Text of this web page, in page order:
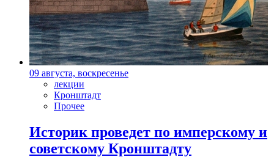
09 августа, воскресенье
лекции
Кронштадт
Прочее
Историк проведет по имперскому и
советскому Кронштадту